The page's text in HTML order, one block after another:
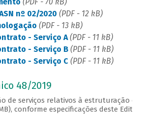
(PDF - 70 kB)
nº 02/2020 (PDF - 12 kB)
(PDF - 13 kB)
- Serviço A (PDF - 11 kB)
- Serviço B (PDF - 11 kB)
- Serviço C (PDF - 11 kB)
48/2019
de serviços relativos à estruturação e
conforme especificações deste